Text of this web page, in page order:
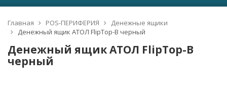
Главная POS-ПЕРИФЕРИЯ
Денежные ящики
Денежный ящик АТОЛ FlipTop-B черный
Денежный ящик АТОЛ FlipTop-B
черный